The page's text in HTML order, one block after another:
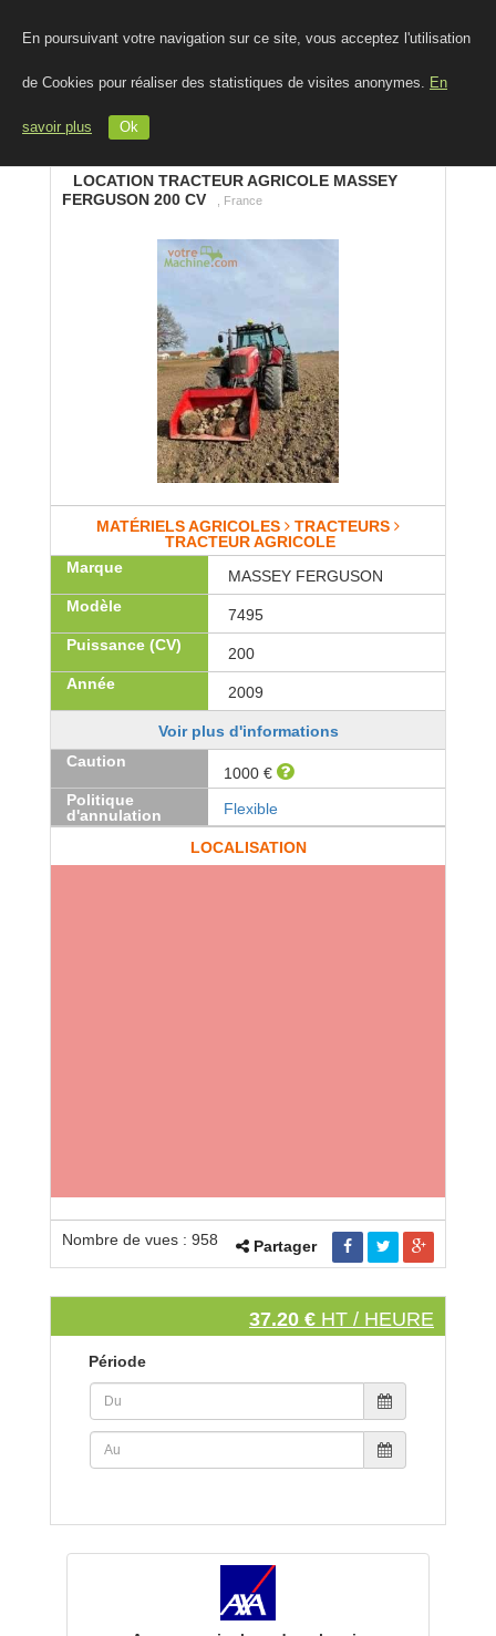
En poursuivant votre navigation sur ce site, vous acceptez l'utilisation
de Cookies pour réaliser des statistiques de visites anonymes. En
savoir plus Ok
LOCATION TRACTEUR AGRICOLE MASSEY
FERGUSON 200 CV
, France
MATÉRIELS AGRICOLES
TRACTEURS
TRACTEUR AGRICOLE
Marque
MASSEY FERGUSON
Modèle
7495
Puissance (CV)
200
Année
2009
Voir plus d'informations
Caution
1000 €
Politique
d'annulation
Flexible
LOCALISATION
Nombre de vues : 958 Partager
37.20 € HT / HEURE
Période